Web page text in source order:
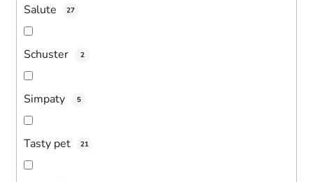
Salute 27
Schuster 2
Simpaty 5
Tasty pet 21